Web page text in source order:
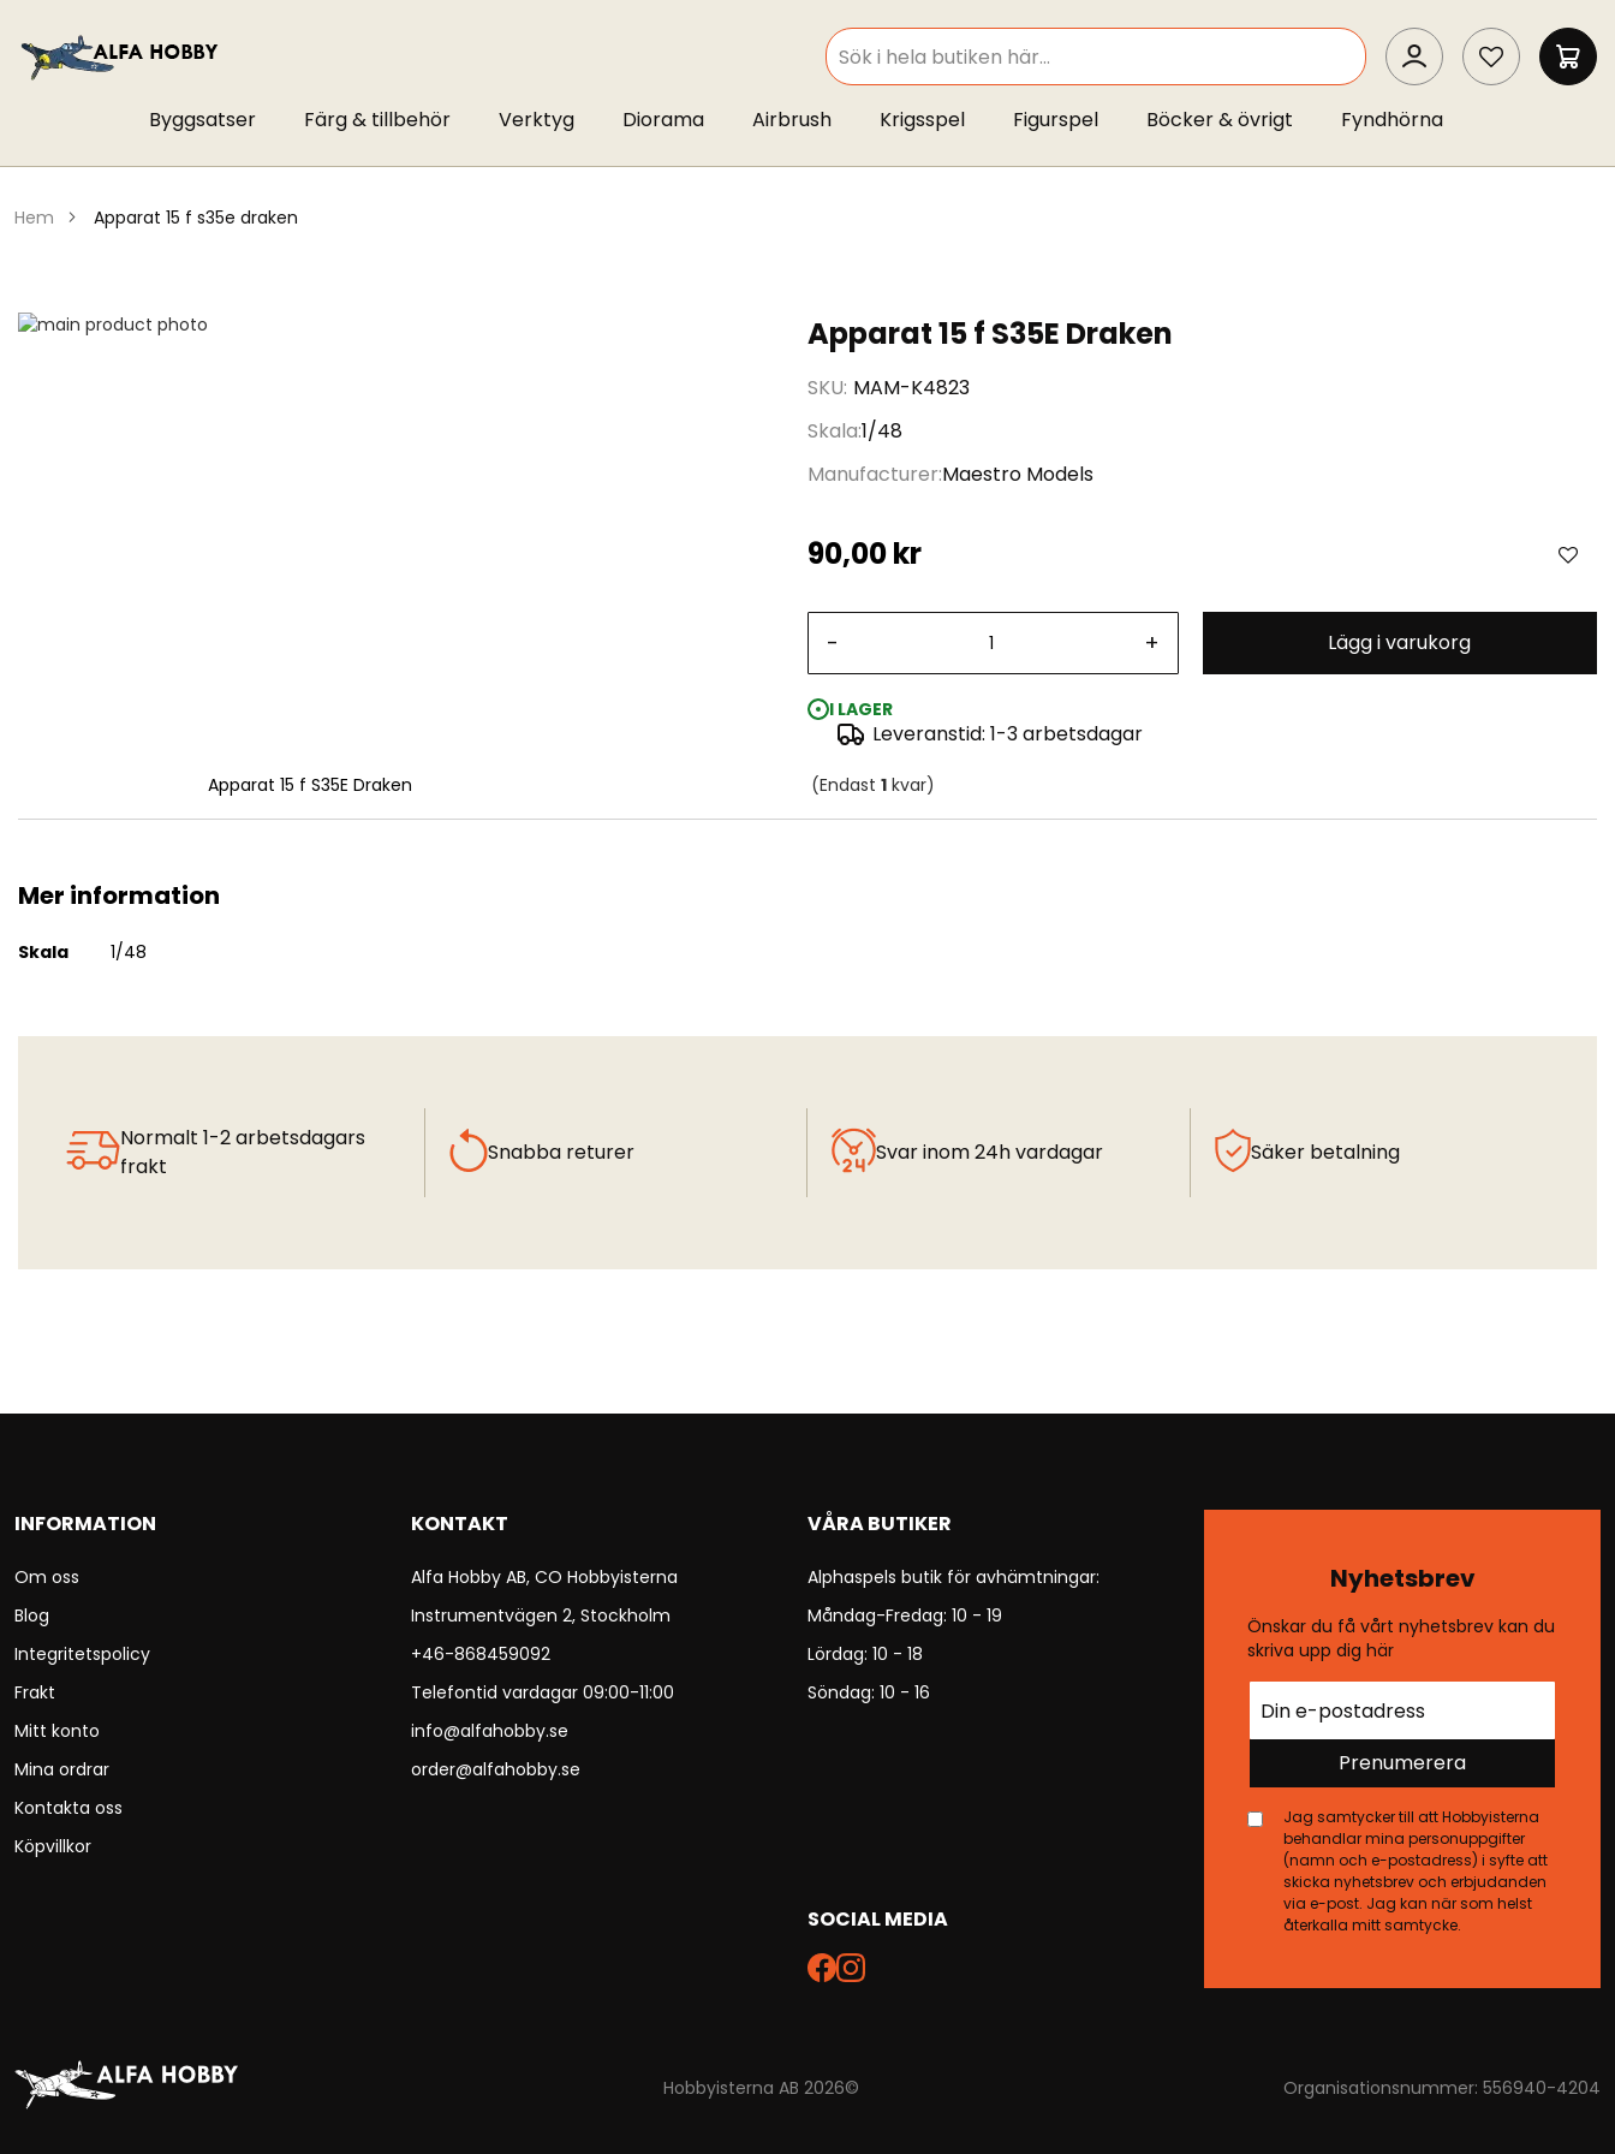
SEARCH
SEARCH
MIN
Byggsatser Färg & tillbehör Verktyg Diorama Airbrush Krigsspel Figurspel Böcker & övrigt Fyndhörna
hem apparat 15 f s35e draken
Apparat 15 f S35E Draken
SKU MAM-K4823
Skala1/48
Manufacturer Maestro Models
90,00 kr
- + Lägg i varukorg
I LAGER
Leveranstid: 1-3 arbetsdagar
(Endast 1 kvar)
Hoppa
Apparat 15 f S35E Draken
Mer information
Mer
Skala 1/48
Normalt 1-2 arbetsdagars
frakt
Snabba returer Svar inom 24h vardagar Säker betalning
INFORMATION
Om oss
Blog
Integritetspolicy
Frakt
Mitt konto
Mina ordrar
Kontakta oss
Köpvillkor
KONTAKT
Alfa Hobby AB, CO Hobbyisterna
Instrumentvägen 2, Stockholm
+46-868459092
Telefontid vardagar 09:00-11:00
info@alfahobby.se
order@alfahobby.se
VÅRA BUTIKER
Alphaspels butik för avhämtningar:
Måndag-Fredag: 10 - 19
Lördag: 10 - 18
Söndag: 10 - 16
SOCIAL MEDIA
Nyhetsbrev
Önskar du få vårt nyhetsbrev kan du
skriva upp dig här
Prenumerera
Jag samtycker till att Hobbyisterna
behandlar mina personuppgifter
(namn och e-postadress) i syfte att
skicka nyhetsbrev och erbjudanden
via e-post. Jag kan när som helst
återkalla mitt samtycke.
Hobbyisterna AB 2026© Organisationsnummer: 556940-4204